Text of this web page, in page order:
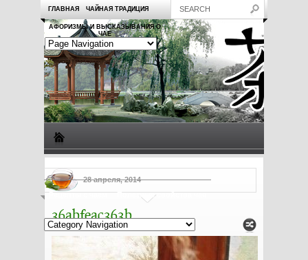
ГЛАВНАЯ ЧАЙНАЯ ТРАДИЦИЯ
АФОРИЗМЫ И ВЫСКАЗЫВАНИЯ О
ЧАЕ
Рецепты с чаем Полезные свойства чая
28 апреля, 2014
36abfeac363b